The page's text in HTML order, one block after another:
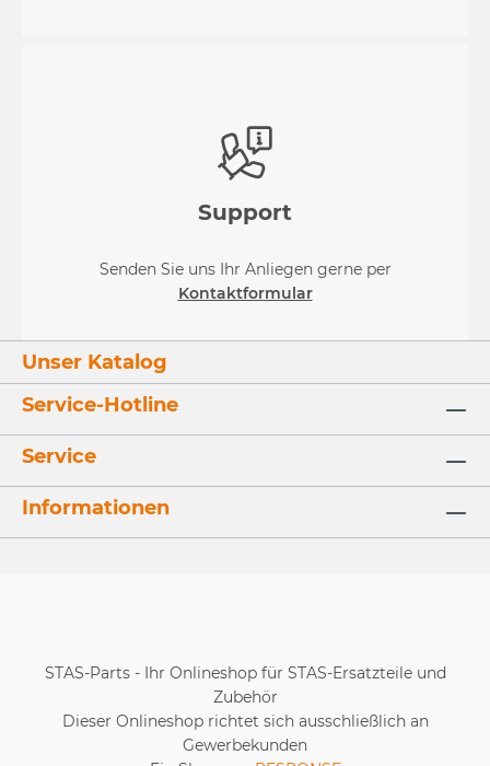
Support
Senden Sie uns Ihr Anliegen gerne per
Kontaktformular
Unser Katalog
Service-Hotline
Service
Informationen
STAS-Parts - Ihr Onlineshop für STAS-Ersatzteile und
Zubehör
Dieser Onlineshop richtet sich ausschließlich an
Gewerbekunden